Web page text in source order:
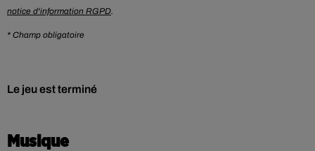
notice d'information RGPD.
* Champ obligatoire
Le jeu est terminé
Musique